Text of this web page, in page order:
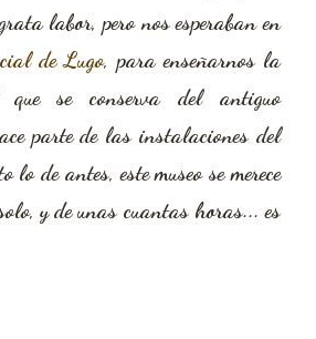
labor, pero nos esperaban en
de Lugo, para enseñarnos la
que se conserva del antiguo
parte de las instalaciones del
lo de antes, este museo se merece
y de unas cuantas horas... es